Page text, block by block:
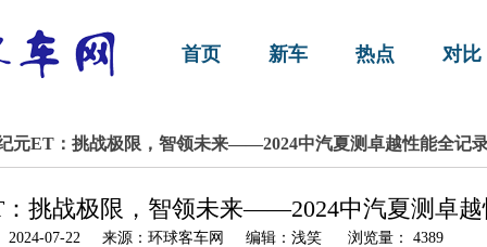
首页 新车 热点 对比
元ET：挑战极限，智领未来——2024中汽夏测卓越性能全记
：挑战极限，智领未来——2024中汽夏测卓
2024-07-22 来源：环球客车网 编辑：浅笑 浏览量： 4389